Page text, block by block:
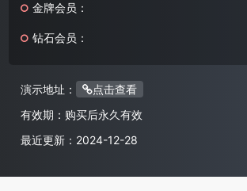
金牌会员：
钻石会员：
演示地址：
点击查看
有效期： 购买后永久有效
最近更新： 2024-12-28